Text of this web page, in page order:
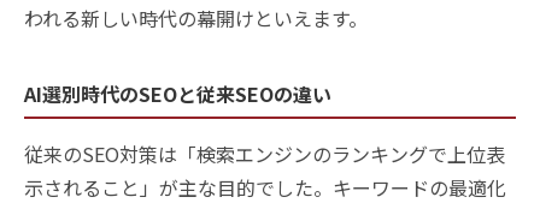
われる新しい時代の幕開けといえます。
AI選別時代のSEOと従来SEOの違い
従来のSEO対策は「検索エンジンのランキングで上位表
示されること」が主な目的でした。キーワードの最適化